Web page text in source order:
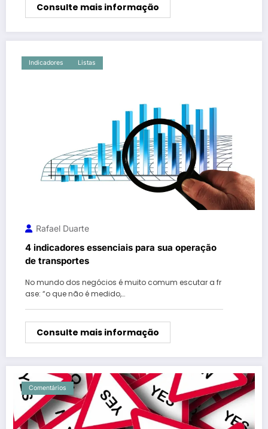
Consulte mais informação
Indicadores Listas
Rafael Duarte
4 indicadores essenciais para sua operação
de transportes
No mundo dos negócios é muito comum escutar a fr
ase: “o que não é medido,…
Consulte mais informação
Comentários